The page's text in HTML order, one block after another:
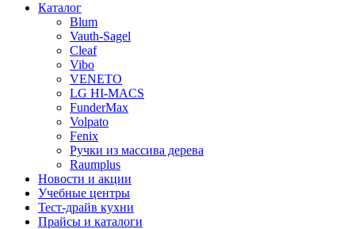
Каталог
Blum
Vauth-Sagel
Cleaf
Vibo
VENETO
LG HI-MACS
FunderMax
Volpato
Fenix
Ручки из массива дерева
Raumplus
Новости и акции
Учебные центры
Тест-драйв кухни
Прайсы и каталоги